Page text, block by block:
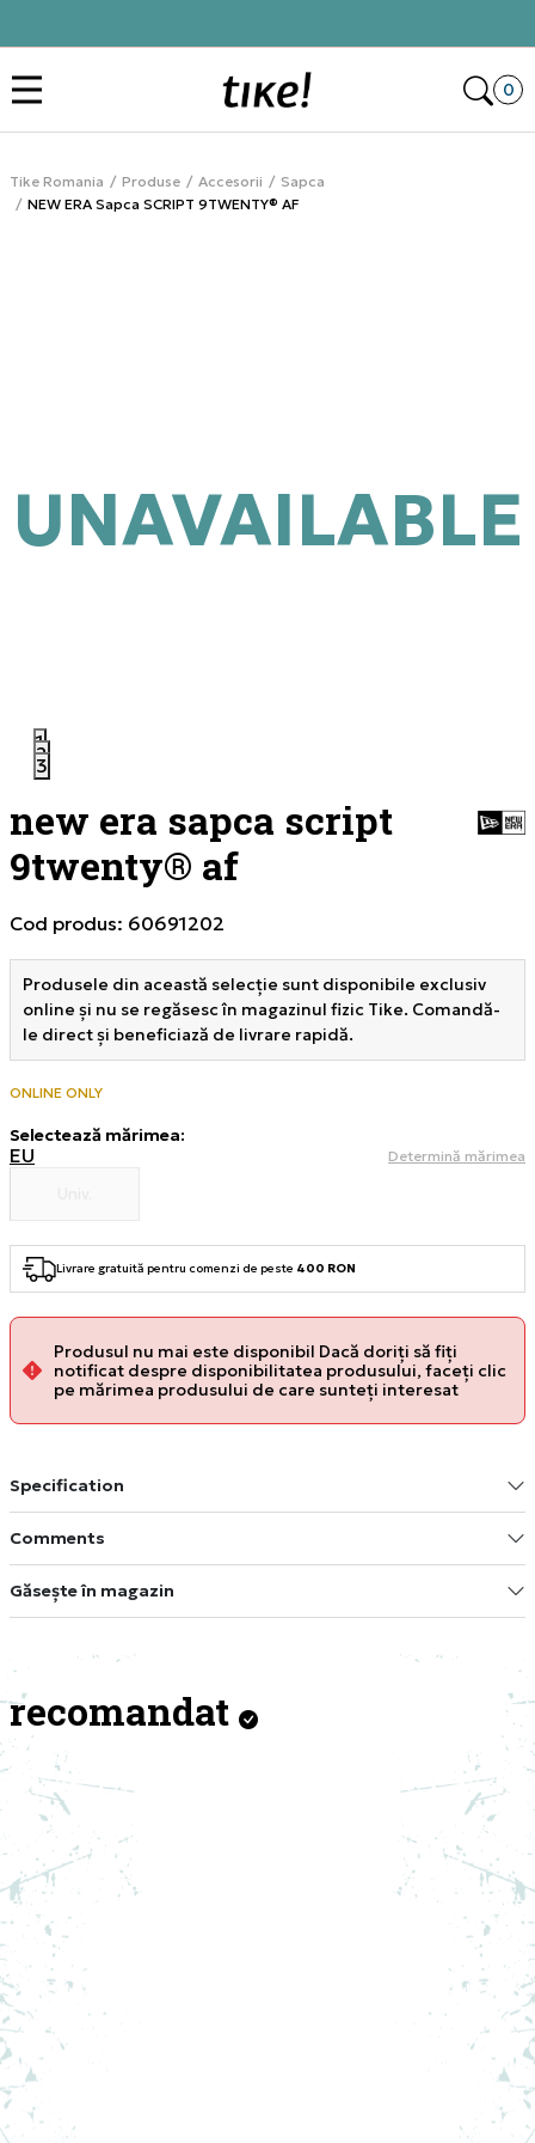
0
Tike Romania Produse Accesorii
Sapca
NEW ERA Sapca SCRIPT 9TWENTY® AF
1
2
3
UNAVAILABLE
new era sapca script
9twenty® af
Cod produs: 60691202
Produsele din această selecție sunt disponibile exclusiv
online și nu se regăsesc în magazinul fizic Tike. Comandă-
le direct și beneficiază de livrare rapidă.
ONLINE ONLY
Selectează mărimea:
EU Determină mărimea
Livrare gratuită pentru comenzi de peste 400 RON
Produsul nu mai este disponibil Dacă doriți să fiți
notificat despre disponibilitatea produsului, faceți clic
pe mărimea produsului de care sunteți interesat
Specification
Comments
Găsește în magazin
recomandat